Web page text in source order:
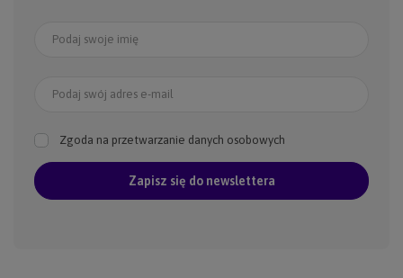
Podaj swoje imię
Podaj swój adres e-mail
Zgoda na przetwarzanie danych osobowych
Zapisz się do newslettera